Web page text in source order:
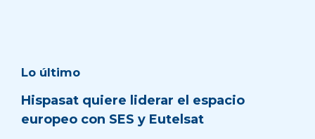
Lo último
Hispasat quiere liderar el espacio
europeo con SES y Eutelsat